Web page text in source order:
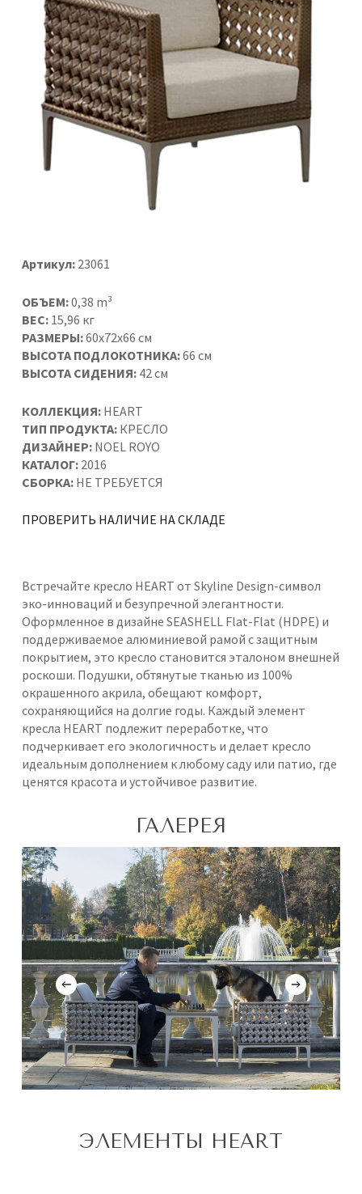
Артикул:23061
ОБЪЕМ:0,38 m³
ВЕС: 15,96 кг
РАЗМЕРЫ:60x72x66 см
ВЫСОТА ПОДЛОКОТНИКА:66 см
ВЫСОТА СИДЕНИЯ: 42 см
КОЛЛЕКЦИЯ: HEART
ТИП ПРОДУКТА: КРЕСЛО
ДИЗАЙНЕР: NOEL ROYO
КАТАЛОГ: 2016
СБОРКА: НЕ ТРЕБУЕТСЯ
ПРОВЕРИТЬ НАЛИЧИЕ НА СКЛАДЕ
Встречайте кресло HEART от Skyline Design-символ
эко-инноваций и безупречной элегантности.
Оформленное в дизайне SEASHELL Flat-Flat (HDPE) и
поддерживаемое алюминиевой рамой с защитным
покрытием, это кресло становится эталоном внешней
роскоши. Подушки, обтянутые тканью из 100%
окрашенного акрила, обещают комфорт,
сохраняющийся на долгие годы. Каждый элемент
кресла HEART подлежит переработке, что
подчеркивает его экологичность и делает кресло
идеальным дополнением к любому саду или патио, где
ценятся красота и устойчивое развитие.
ГАЛЕРЕЯ
ЭЛЕМЕНТЫ HEART